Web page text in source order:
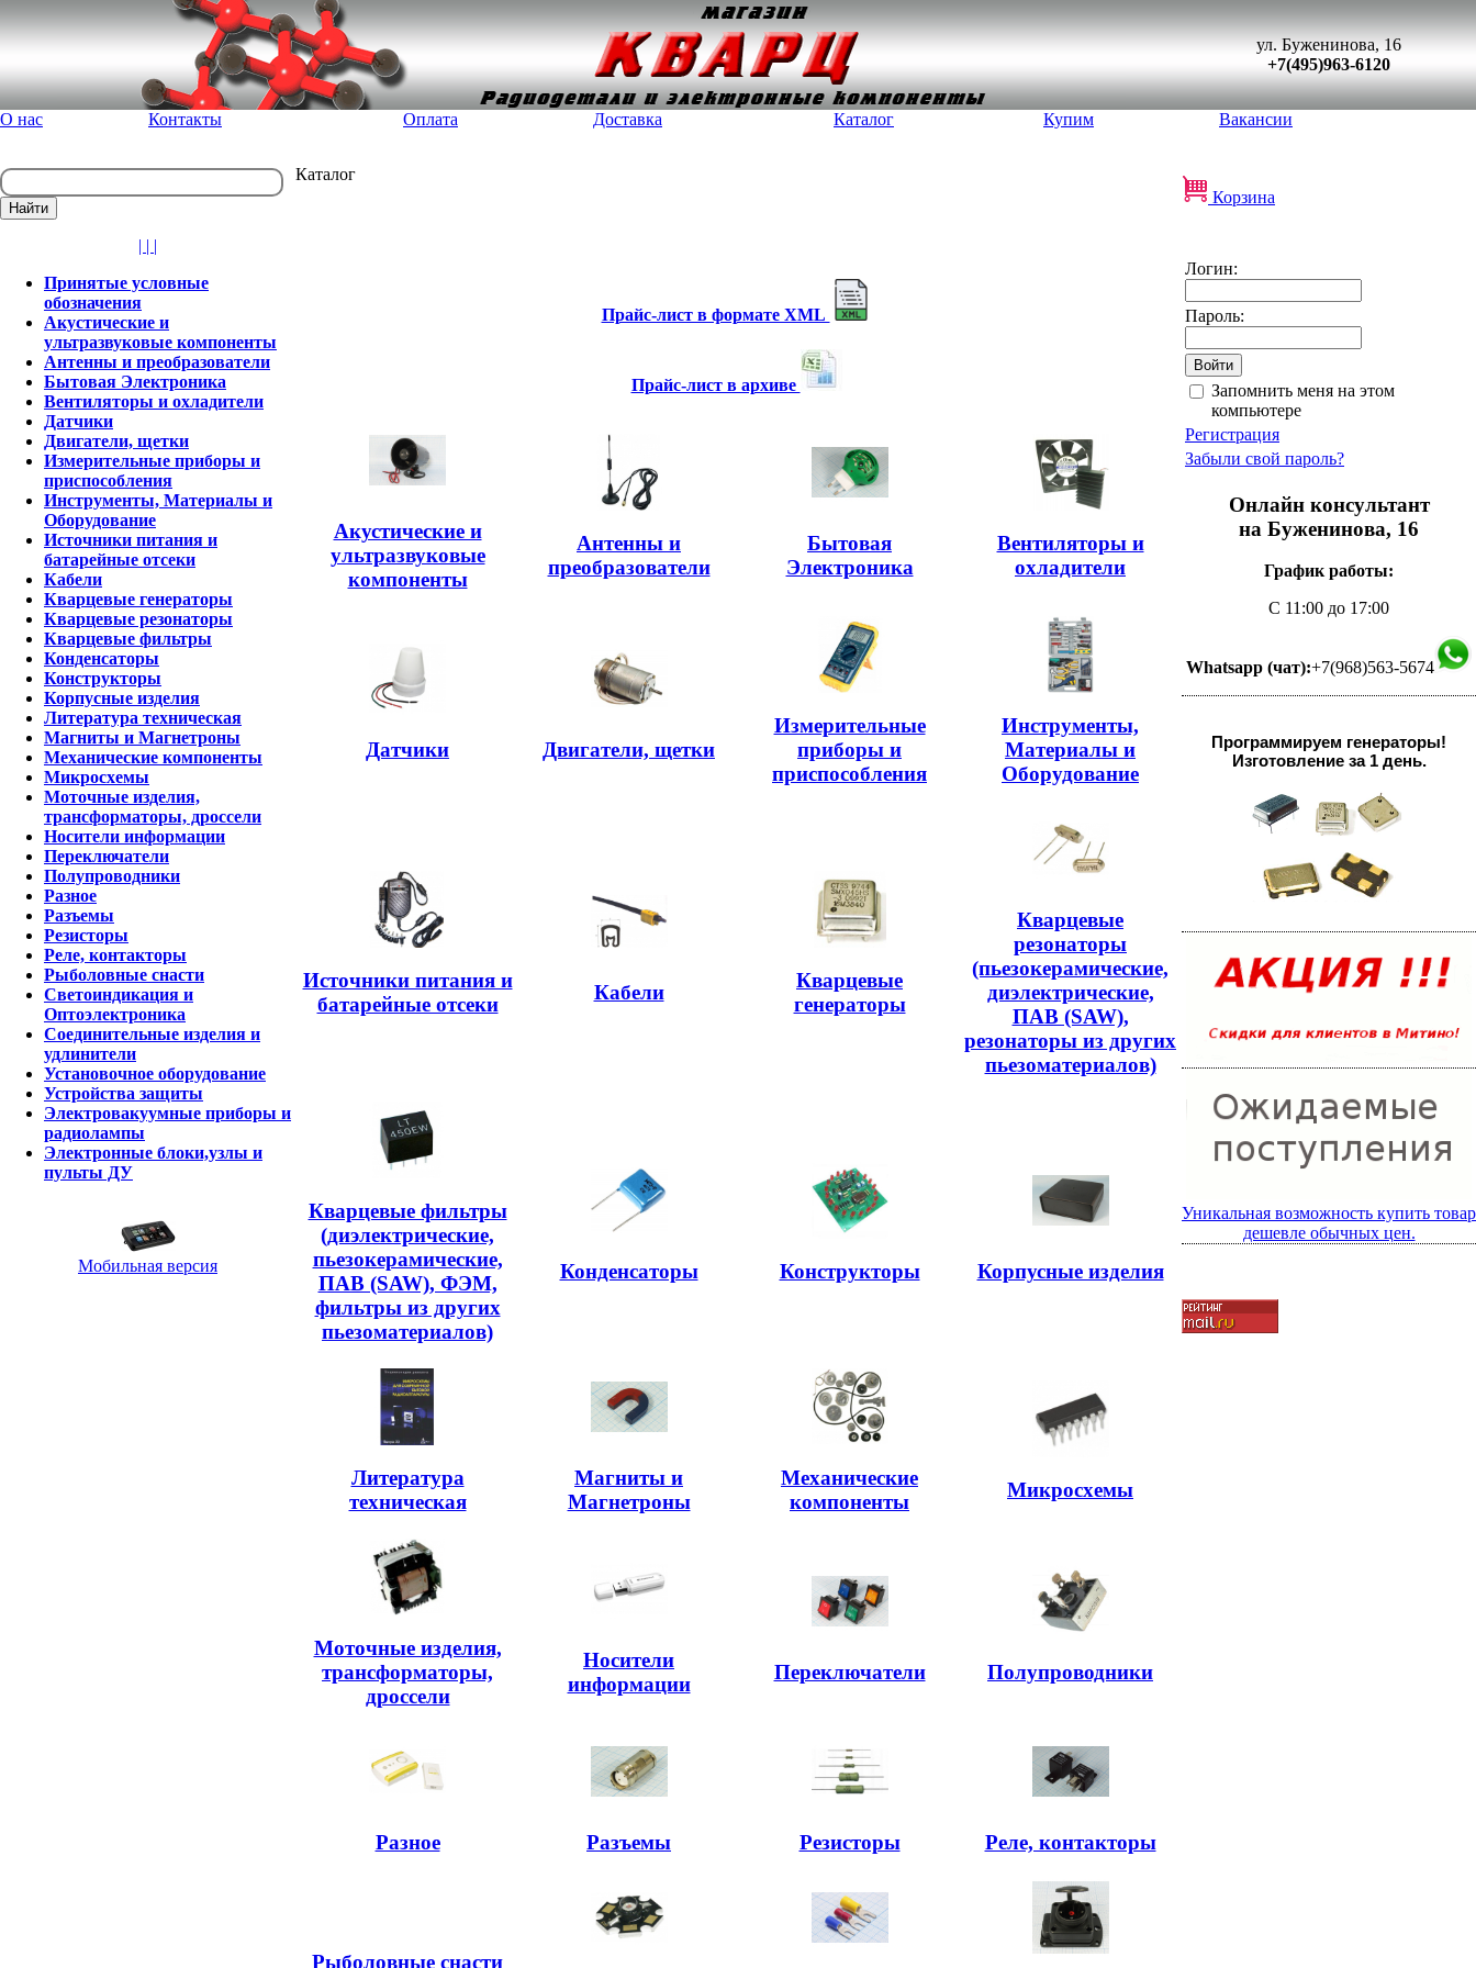
ул. Буженинова, 16
+7(495)963-6120
О нас Контакты Оплата Доставка Каталог Купим Вакансии
Каталог
Корзина
| | |
Принятые условные
обозначения
Акустические и
ультразвуковые компоненты
Антенны и преобразователи
Бытовая Электроника
Вентиляторы и охладители
Датчики
Двигатели, щетки
Измерительные приборы и
приспособления
Инструменты, Материалы и
Оборудование
Источники питания и
батарейные отсеки
Кабели
Кварцевые генераторы
Кварцевые резонаторы
Кварцевые фильтры
Конденсаторы
Конструкторы
Корпусные изделия
Литература техническая
Магниты и Магнетроны
Механические компоненты
Микросхемы
Моточные изделия,
трансформаторы, дроссели
Носители информации
Переключатели
Полупроводники
Разное
Разъемы
Резисторы
Реле, контакторы
Рыболовные снасти
Светоиндикация и
Оптоэлектроника
Соединительные изделия и
удлинители
Установочное оборудование
Устройства защиты
Электровакуумные приборы и
радиолампы
Электронные блоки,узлы и
пульты ДУ
Мобильная версия
Прайс-лист в формате XML
Прайс-лист в архиве
Акустические и
ультразвуковые
компоненты
Антенны и
преобразователи
Бытовая
Электроника
Вентиляторы и
охладители
Датчики Двигатели, щетки
Измерительные
приборы и
приспособления
Инструменты,
Материалы и
Оборудование
Источники питания и
батарейные отсеки
Кабели
Кварцевые
генераторы
Кварцевые
резонаторы
(пьезокерамические,
диэлектрические,
ПАВ (SAW),
резонаторы из других
пьезоматериалов)
Кварцевые фильтры
(диэлектрические,
пьезокерамические,
ПАВ (SAW), ФЭМ,
фильтры из других
пьезоматериалов)
Конденсаторы Конструкторы Корпусные изделия
Литература
техническая
Магниты и
Магнетроны
Механические
компоненты
Микросхемы
Моточные изделия,
трансформаторы,
дроссели
Носители
информации
Переключатели Полупроводники
Разное Разъемы Резисторы Реле, контакторы
Рыболовные снасти
Логин:
Пароль:
Запомнить меня на этом
компьютере
Регистрация
Забыли свой пароль?
Онлайн консультант
на Буженинова, 16
График работы:
С 11:00 до 17:00
Whatsapp (чат):+7(968)563-5674
Программируем генераторы!
Изготовление за 1 день.
Уникальная возможность купить товар
дешевле обычных цен.